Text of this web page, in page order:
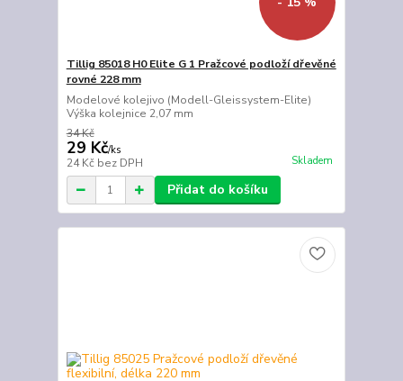
Tillig 85018 H0 Elite G 1 Pražcové podloží dřevěné
rovné 228 mm
Modelové kolejivo (Modell-Gleissystem-Elite)
Výška kolejnice 2,07 mm
34 Kč
29 Kč/ks
24 Kč bez DPH Skladem
Přidat do košíku